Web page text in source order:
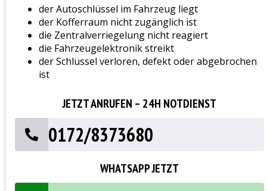
der Autoschlüssel im Fahrzeug liegt
der Kofferraum nicht zugänglich ist
die Zentralverriegelung nicht reagiert
die Fahrzeugelektronik streikt
der Schlüssel verloren, defekt oder abgebrochen
ist
JETZT ANRUFEN – 24H NOTDIENST
0172/8373680
WHATSAPP JETZT